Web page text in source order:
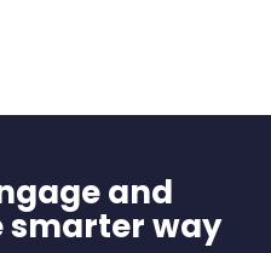
and
smarter way